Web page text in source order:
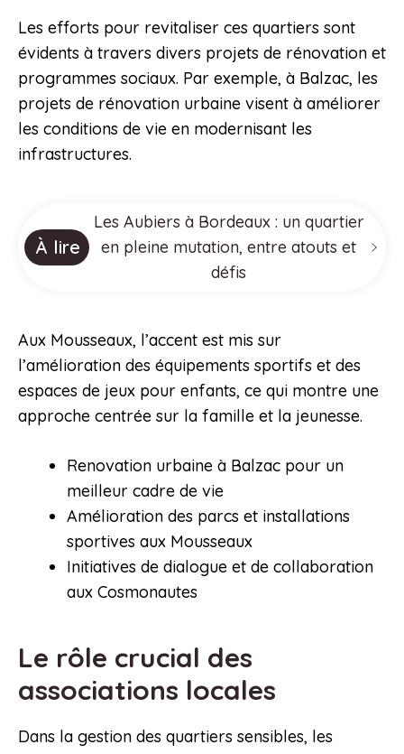
Les efforts pour revitaliser ces quartiers sont
évidents à travers divers projets de rénovation et
programmes sociaux. Par exemple, à Balzac, les
projets de rénovation urbaine visent à améliorer
les conditions de vie en modernisant les
infrastructures.
À lire
Les Aubiers à Bordeaux : un quartier
en pleine mutation, entre atouts et
défis
Aux Mousseaux, l’accent est mis sur
l’amélioration des équipements sportifs et des
espaces de jeux pour enfants, ce qui montre une
approche centrée sur la famille et la jeunesse.
Renovation urbaine à Balzac pour un
meilleur cadre de vie
Amélioration des parcs et installations
sportives aux Mousseaux
Initiatives de dialogue et de collaboration
aux Cosmonautes
Le rôle crucial des
associations locales
Dans la gestion des quartiers sensibles, les